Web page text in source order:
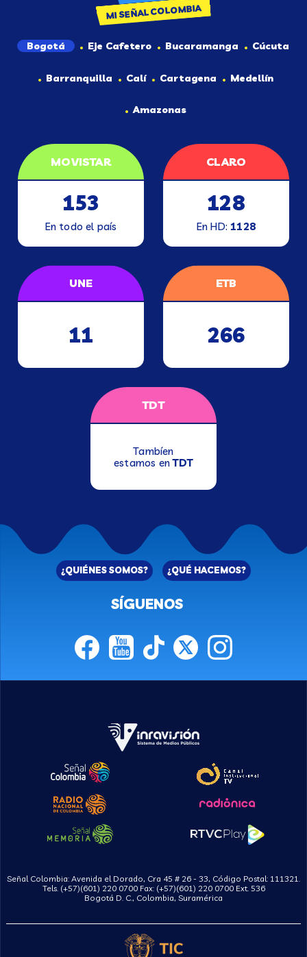
MI SEÑAL COLOMBIA
Bogotá Eje Cafetero Bucaramanga Cúcuta
Barranquilla Calí Cartagena Medellín
Amazonas
MOVISTAR
153
En todo el país
CLARO
128
En HD:1128
UNE
11
ETB
266
TDT
Tambíen
estamos enTDT
¿QUIÉNES SOMOS? ¿QUÉ HACEMOS?
SÍGUENOS
Señal Colombia: Avenida el Dorado, Cra 45 # 26 - 33, Código Postal: 111321.
Tels. (+57)(601) 220 0700 Fax: (+57)(601) 220 0700 Ext. 536
Bogotá D. C., Colombia, Suramérica